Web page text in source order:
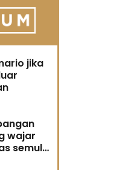
jika
wajar
semula